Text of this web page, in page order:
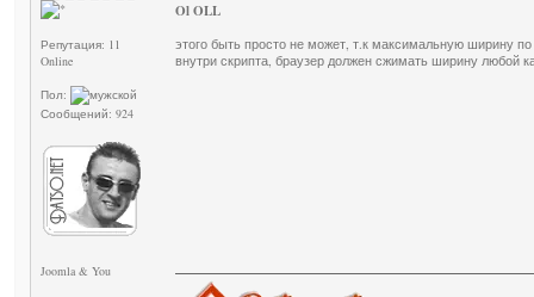
Репутация: 11
Online
Пол:
Сообщений: 924
Joomla & You
Ol OLL
этого быть просто не может, т.к максимальную ширину
внутри скрипта, браузер должен сжимать ширину любой